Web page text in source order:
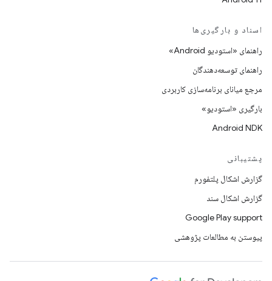
اسناد و بارگیری‌ها
راهنمای «استودیو Android»
راهنمای توسعه‌دهندگان
مرجع میانای برنامه‌سازی کاربردی
بارگیری «استودیو»
Android NDK
پشتیبانی
گزارش اشکال پلتفورم
گزارش اشکال سند
Google Play support
پیوستن به مطالعات پژوهشی